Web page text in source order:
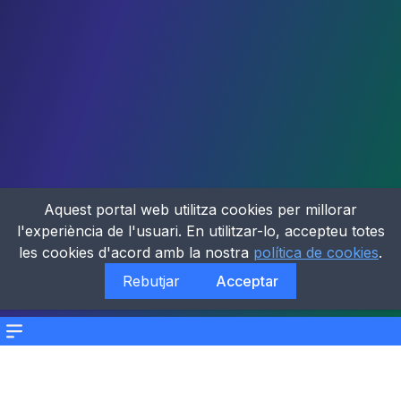
Menu
Aquest portal web utilitza cookies per millorar
l'experiència de l'usuari. En utilitzar-lo, accepteu totes
les cookies d'acord amb la nostra política de cookies.
Rebutjar
Acceptar